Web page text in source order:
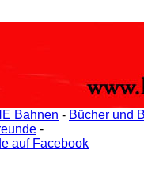
Bahnen - Bücher und
-
auf Facebook